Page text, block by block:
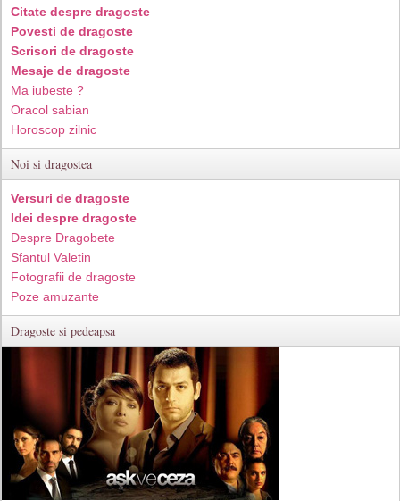
Citate despre dragoste
Povesti de dragoste
Scrisori de dragoste
Mesaje de dragoste
Ma iubeste ?
Oracol sabian
Horoscop zilnic
Noi si dragostea
Versuri de dragoste
Idei despre dragoste
Despre Dragobete
Sfantul Valetin
Fotografii de dragoste
Poze amuzante
Dragoste si pedeapsa